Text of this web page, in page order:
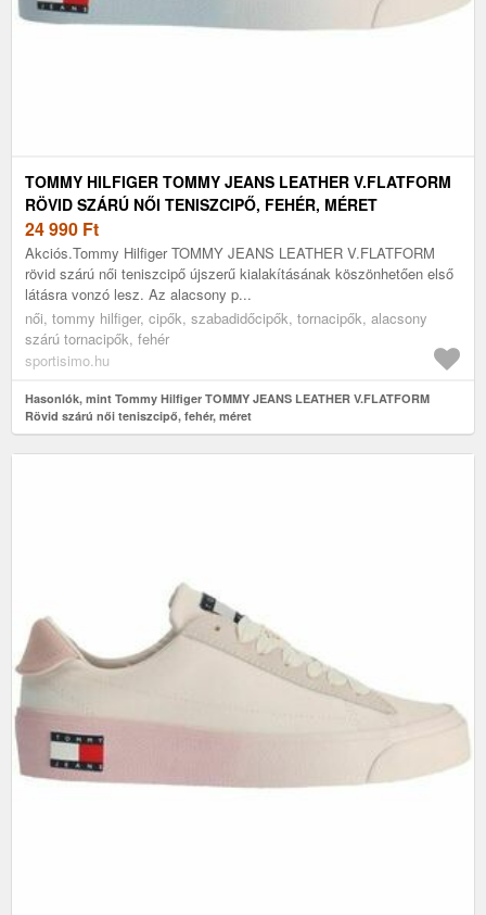
TOMMY HILFIGER TOMMY JEANS LEATHER V.FLATFORM
RÖVID SZÁRÚ NŐI TENISZCIPŐ, FEHÉR, MÉRET
24 990 Ft
Akciós.Tommy Hilfiger TOMMY JEANS LEATHER V.FLATFORM
rövid szárú női teniszcipő újszerű kialakításának köszönhetően első
látásra vonzó lesz. Az alacsony p...
női, tommy hilfiger, cipők, szabadidőcipők, tornacipők, alacsony
szárú tornacipők, fehér
sportisimo.hu
Hasonlók, mint Tommy Hilfiger TOMMY JEANS LEATHER V.FLATFORM
Rövid szárú női teniszcipő, fehér, méret